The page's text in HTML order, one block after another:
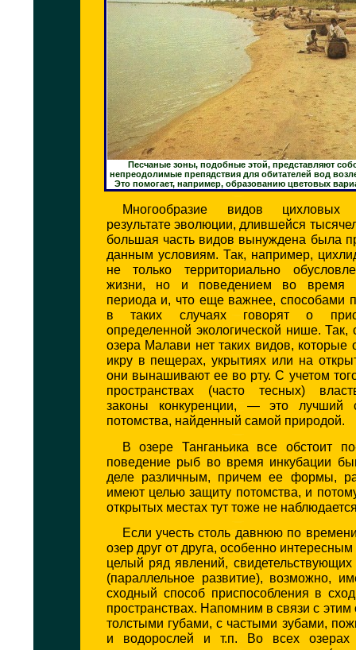
Песчаные зоны, подобные этой, представляют
непреодолимые препядствия для обитателей вод
Это помогает, например, образованию цветовых
Многообразие видов
результате эволюции, длившейся
большая часть видов вынуждена была
данным условиям. Так, например,
не только территориально
жизни, но и поведением во время
периода и, что еще важнее, способами
в таких случаях говорят о
определенной экологической нише. Так,
озера Малави нет таких видов, которые
икру в пещерах, укрытиях или на
они вынашивают ее во рту. С учетом
пространствах (часто тесных)
законы конкуренции, — это лучший
потомства, найденный самой природой.
В озере Танганьика все обстоит
поведение рыб во время инкубации
деле различным, причем ее формы,
имеют целью защиту потомства, и
открытых местах тут тоже не
Если учесть столь давнюю по
озер друг от друга, особенно
целый ряд явлений, свидетельствующих
(параллельное развитие), возможно,
сходный способ приспособления в
пространствах. Напомним в связи с
толстыми губами, с частыми зубами,
и водорослей и т.п. Во всех